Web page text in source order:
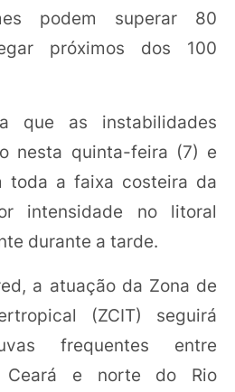
podem superar 80
próximos dos 100
que as instabilidades
nesta quinta-feira (7) e
toda a faixa costeira da
intensidade no litoral
durante a tarde.
a atuação da Zona de
(ZCIT) seguirá
frequentes entre
Ceará e norte do Rio